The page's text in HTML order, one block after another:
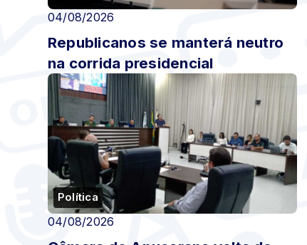
04/08/2026
Republicanos se manterá neutro
na corrida presidencial
Política
04/08/2026